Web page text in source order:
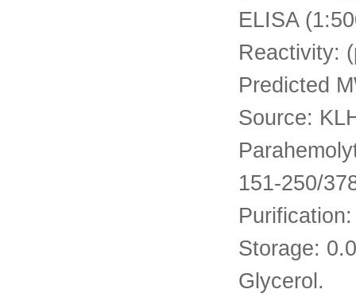
ELISA
Reactivity:
Predicted
Source:
151-250/
Storage:
Glycerol.